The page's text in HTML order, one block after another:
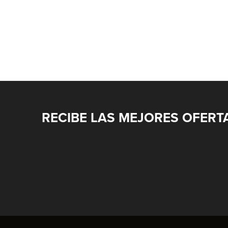
RECIBE LAS MEJORES